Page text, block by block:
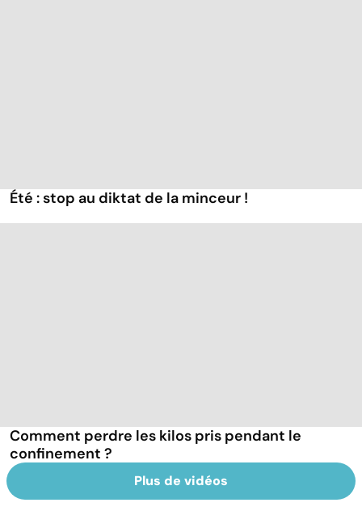
Été : stop au diktat de la minceur !
Comment perdre les kilos pris pendant le
confinement ?
Plus de vidéos